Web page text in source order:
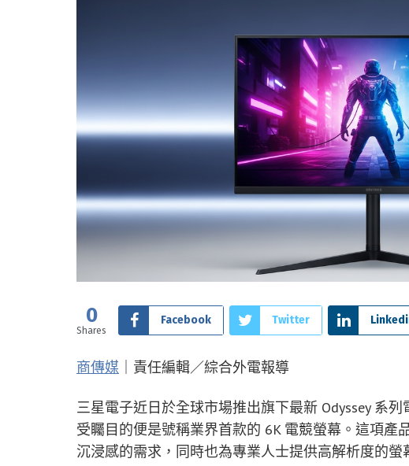
0
Shares
Facebook Twitter
商傳媒 ｜責任編輯／綜合外電報導
三星電子近日於全球市場推出旗下最新 Odyssey 系
受矚目的便是號稱業界首款的 6K 電競螢幕。這項產
沉浸感的需求，同時也為專業人士提供高解析度的螢